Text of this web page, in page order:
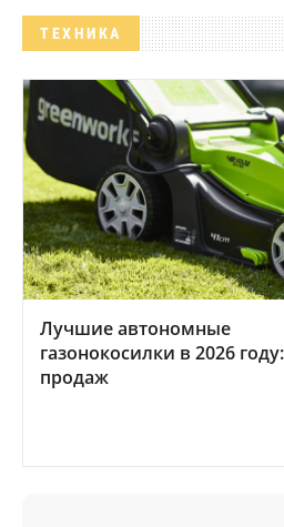
ТЕХНИКА
Лучшие автономные
газонокосилки в 2026
продаж